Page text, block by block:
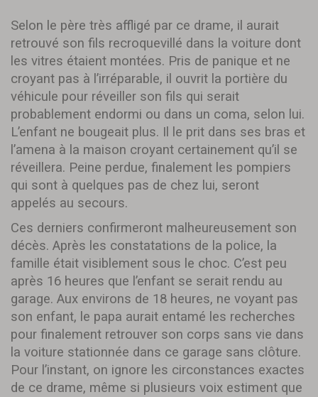
Selon le père très affligé par ce drame, il aurait
retrouvé son fils recroquevillé dans la voiture dont
les vitres étaient montées. Pris de panique et ne
croyant pas à l’irréparable, il ouvrit la portière du
véhicule pour réveiller son fils qui serait
probablement endormi ou dans un coma, selon lui.
L’enfant ne bougeait plus. Il le prit dans ses bras et
l’amena à la maison croyant certainement qu’il se
réveillera. Peine perdue, finalement les pompiers
qui sont à quelques pas de chez lui, seront
appelés au secours.
Ces derniers confirmeront malheureusement son
décès. Après les constatations de la police, la
famille était visiblement sous le choc. C’est peu
après 16 heures que l’enfant se serait rendu au
garage. Aux environs de 18 heures, ne voyant pas
son enfant, le papa aurait entamé les recherches
pour finalement retrouver son corps sans vie dans
la voiture stationnée dans ce garage sans clôture.
Pour l’instant, on ignore les circonstances exactes
de ce drame, même si plusieurs voix estiment que